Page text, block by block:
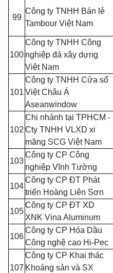
99
Công ty TNHH Bán lẻ
Tambour Việt Nam
100
Công ty TNHH Công
nghiệp đá xây dựng
Việt Nam
101
Công ty TNHH Cửa sổ
Việt Châu Á
Aseanwindow
102
Chi nhánh tại TPHCM -
Cty TNHH VLXD xi
măng SCG Việt Nam
103
Công ty CP Công
nghiệp Vĩnh Tường
104
Công ty CP ĐT Phát
triển Hoàng Liên Sơn
105
Công ty CP ĐT XD
XNK Vina Aluminum
106
Công ty CP Hóa Dầu
Công nghệ cao Hi-Pec
107
Công ty CP Khai thác
Khoáng sản và SX